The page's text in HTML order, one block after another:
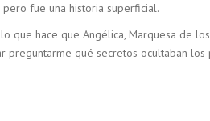
fue una historia superficial.
hace que Angélica, Marquesa de
preguntarme qué secretos ocultaban